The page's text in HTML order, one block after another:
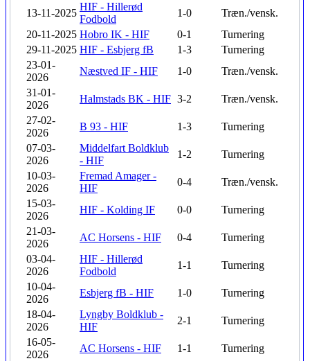
13-11-2025
HIF - Hillerød
Fodbold
1-0
Træn./vensk.
20-11-2025 Hobro IK - HIF 0-1
Turnering
29-11-2025 HIF - Esbjerg fB 1-3
Turnering
23-01-
2026
Næstved IF - HIF 1-0
Træn./vensk.
31-01-
2026
Halmstads BK - HIF 3-2
Træn./vensk.
27-02-
2026
B 93 - HIF 1-3
Turnering
07-03-
2026
Middelfart Boldklub
- HIF
1-2
Turnering
10-03-
2026
Fremad Amager -
HIF
0-4
Træn./vensk.
15-03-
2026
HIF - Kolding IF 0-0
Turnering
21-03-
2026
AC Horsens - HIF 0-4
Turnering
03-04-
2026
HIF - Hillerød
Fodbold
1-1
Turnering
10-04-
2026
Esbjerg fB - HIF 1-0
Turnering
18-04-
2026
Lyngby Boldklub -
HIF
2-1
Turnering
16-05-
2026
AC Horsens - HIF 1-1
Turnering